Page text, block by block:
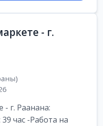
- г.
- г. Раанана:
час -Работа на